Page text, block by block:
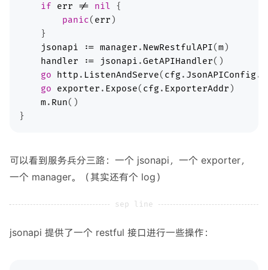
if
err != nil
panic( err
jsonapi
:= manager . NewRestfulAPI(m
handler
:= jsonapi .GetAPIHandler
go
http . ListenAndServe( cfg . JsonAPIConfig .
go
exporter . Expose( cfg . ExporterAddr
m. Run
可以看到服务兵分三路：一个 jsonapi，一个 exporter，
一个 manager。（其实还有个 log）
jsonapi 提供了一个 restful 接口进行一些操作：